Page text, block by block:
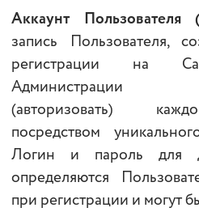
Аккаунт Пользователя
запись Пользователя,
регистрации на
Администрации
(авторизовать)
посредством
Логин и пароль для
определяются
при регистрации и могут